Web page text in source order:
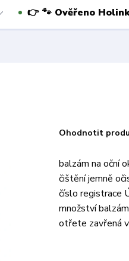
👉 🐾 Ověřeno
Ohodnotit
balzám na oční
čištění jemně
číslo registrace
množství
otřete zavřená